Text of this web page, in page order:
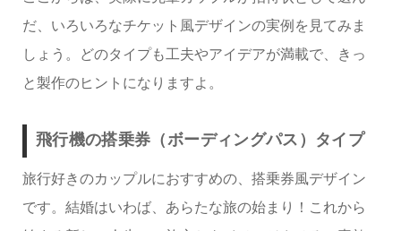
だ、いろいろなチケット風デザインの実例を見てみま
しょう。どのタイプも工夫やアイデアが満載で、きっ
と製作のヒントになりますよ。
飛行機の搭乗券（ボーディングパス）タイプ
旅行好きのカップルにおすすめの、搭乗券風デザイン
です。結婚はいわば、あらたな旅の始まり！これから